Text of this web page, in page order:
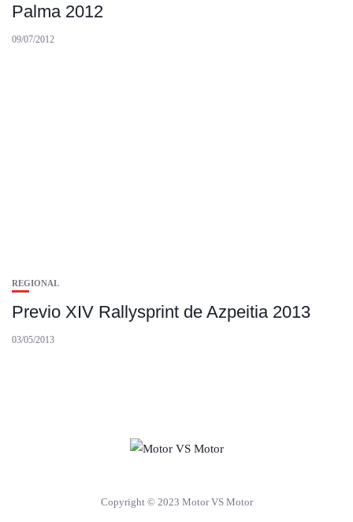
Palma 2012
09/07/2012
REGIONAL
Previo XIV Rallysprint de Azpeitia 2013
03/05/2013
Copyright © 2023 Motor VS Motor